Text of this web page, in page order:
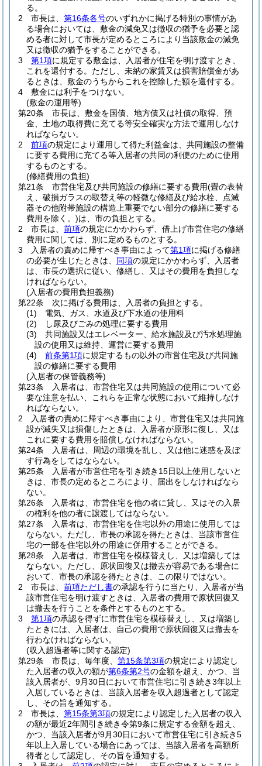
る。
2
市長は、 第16条各号のいずれかに掲げる特別の事情があ
る場合においては、敷金の減免又は徴収の猶予を必要と認
める者に対して市長が定めるところにより当該敷金の減免
又は徴収の猶予をすることができる。
3
第1項に規定する敷金は、入居者が住宅を明け渡すとき、
これを還付する。 ただし、未納の家賃又は損害賠償金があ
るときは、敷金のうちからこれを控除した額を還付する。
4
敷金には利子をつけない。
(敷金の運用等)
第20条
市長は、敷金を国債、地方債又は社債の取得、預
金、土地の取得費に充てる等安全確実な方法で運用しなけ
ればならない。
2
前項の規定により運用して得た利益金は、共同施設の整備
に要する費用に充てる等入居者の共同の利便のために使用
するものとする。
(修繕費用の負担)
第21条
市営住宅及び共同施設の修繕に要する費用(畳の表替
え、破損ガラスの取替え等の軽微な修繕及び給水栓、点滅
器その他附帯施設の構造上重要でない部分の修繕に要する
費用を除く。)は、市の負担とする。
2
市長は、 前項の規定にかかわらず、借上げ市営住宅の修繕
費用に関しては、別に定めるものとする。
3
入居者の責めに帰すべき事由によって第1項に掲げる修繕
の必要が生じたときは、 同項の規定にかかわらず、入居者
は、市長の選択に従い、修繕し、又はその費用を負担しな
ければならない。
(入居者の費用負担義務)
第22条
次に掲げる費用は、入居者の負担とする。
(1)
電気、ガス、水道及び下水道の使用料
(2)
し尿及びごみの処理に要する費用
(3)
共同施設又はエレベーター、給水施設及び汚水処理施
設の使用又は維持、運営に要する費用
(4)
前条第1項に規定するもの以外の市営住宅及び共同施
設の修繕に要する費用
(入居者の保管義務等)
第23条
入居者は、市営住宅又は共同施設の使用について必
要な注意を払い、これらを正常な状態において維持しなけ
ればならない。
2
入居者の責めに帰すべき事由により、市営住宅又は共同施
設が滅失又は損傷したときは、入居者が原形に復し、又は
これに要する費用を賠償しなければならない。
第24条
入居者は、周辺の環境を乱し、又は他に迷惑を及ぼ
す行為をしてはならない。
第25条
入居者が市営住宅を引き続き15日以上使用しないと
きは、市長の定めるところにより、届出をしなければなら
ない。
第26条
入居者は、市営住宅を他の者に貸し、又はその入居
の権利を他の者に譲渡してはならない。
第27条
入居者は、市営住宅を住宅以外の用途に使用しては
ならない。 ただし、市長の承認を得たときは、当該市営住
宅の一部を住宅以外の用途に併用することができる。
第28条
入居者は、市営住宅を模様替えし、又は増築しては
ならない。 ただし、原状回復又は撤去が容易である場合に
おいて、市長の承認を得たときは、この限りではない。
2
市長は、 前項ただし書の承認を行うに当たり、入居者が当
該市営住宅を明け渡すときは、入居者の費用で原状回復又
は撤去を行うことを条件とするものとする。
3
第1項の承認を得ずに市営住宅を模様替えし、又は増築し
たときには、入居者は、自己の費用で原状回復又は撤去を
行わなければならない。
(収入超過者等に関する認定)
第29条
市長は、毎年度、 第15条第3項の規定により認定し
た入居者の収入の額が第6条第2号の金額を超え、かつ、当
該入居者が、9月30日において市営住宅に引き続き3年以上
入居しているときは、当該入居者を収入超過者として認定
し、その旨を通知する。
2
市長は、 第15条第3項の規定により認定した入居者の収入
の額が最近2年間引き続き令第9条に規定する金額を超え、
かつ、当該入居者が9月30日において市営住宅に引き続き5
年以上入居している場合にあっては、当該入居者を高額所
得者として認定し、その旨を通知する。